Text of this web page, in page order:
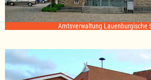
Amtsverwaltung Lauenburgische